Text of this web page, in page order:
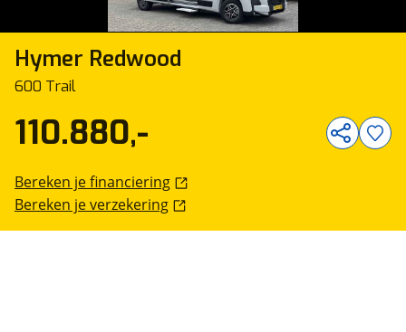
Hymer Redwood
600 Trail
110.880,-
Bereken je financiering
Bereken je verzekering